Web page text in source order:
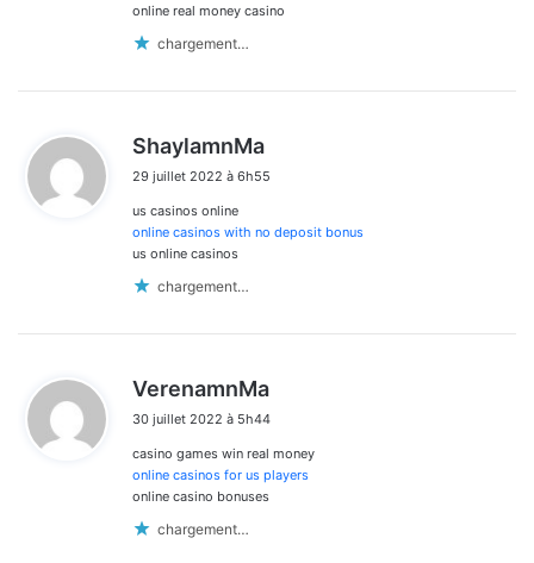
online real money casino
chargement…
ShaylamnMa
t
:
29 juillet 2022 à 6h55
us casinos online
online casinos with no deposit bonus
us online casinos
chargement…
VerenamnMa
t
:
30 juillet 2022 à 5h44
casino games win real money
online casinos for us players
online casino bonuses
chargement…